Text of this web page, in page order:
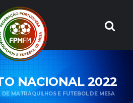
NACIONAL 2022
MATRAQUILHOS E FUTEBOL DE MESA